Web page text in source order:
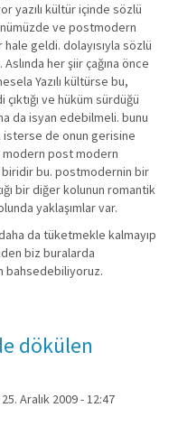
yazılı kültür içinde sözlü
ve postmodern
geldi. dolayısıyla sözlü
her şiir çağına önce
Yazılı kültürse bu,
ve hüküm sürdüğü
da isyan edebilmeli. bunu
isterse de onun gerisine
modern post modern
biridir bu. postmodernin bir
bir diğer kolunun romantik
yaklaşımlar var.
da tüketmekle kalmayıp
biz buralarda
bahsedebiliyoruz.
dökülen
Aralık 2009 - 12:47